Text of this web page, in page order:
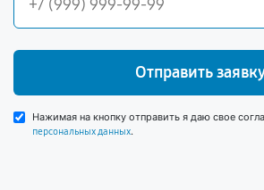
Отправить
Нажимая на кнопку отправить я даю свое
персональных данных.